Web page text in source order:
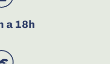
a 18h